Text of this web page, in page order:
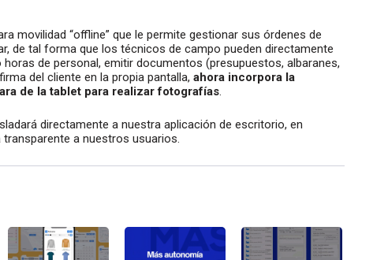
movilidad “offline” que le permite gestionar sus órdenes de
de tal forma que los técnicos de campo pueden directamente
de personal, emitir documentos (presupuestos, albaranes,
del cliente en la propia pantalla,ahora incorpora la
de la tablet para realizar fotografías.
directamente a nuestra aplicación de escritorio, en
a nuestros usuarios.